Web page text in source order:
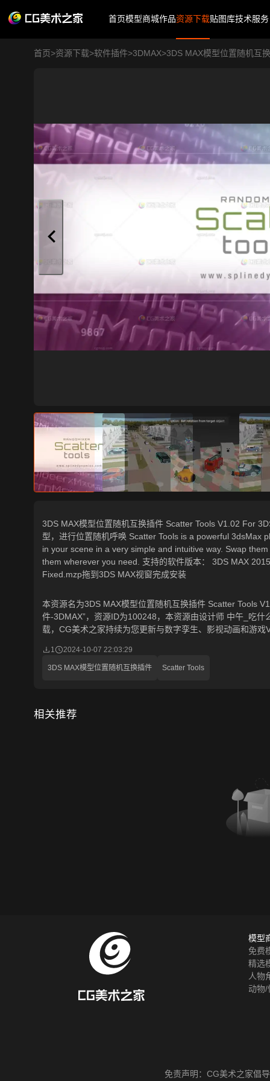
首页模型商城作品资源下载贴图库技术服务
首页>资源下载>软件插件>3DMAX>3DS MAX模型位置随机互
3DS MAX模型位置随机互换插件 Scatter Tools V1.02 For
型，进行位置随机呼唤 Scatter Tools is a powerful
in your scene in a very simple and intuitive way. Swap
them wherever you need. 支持的软件版本： 3DS MAX
Fixed.mzp拖到3DS MAX视窗完成安装
本资源名为3DS MAX模型位置随机互换插件 Scatter Tools
件-3DMAX”，资源ID为100248，本资源由设计师 中午_吃
载，CG美术之家持续为您更新与数字孪生、影视动画和游戏
1 2024-10-07 22:03:29
3DS MAX模型位置随机互换插件 Scatter Tools
相关推荐
模型
免费
精选
人物
动物/
免责声明： CG美术之家倡